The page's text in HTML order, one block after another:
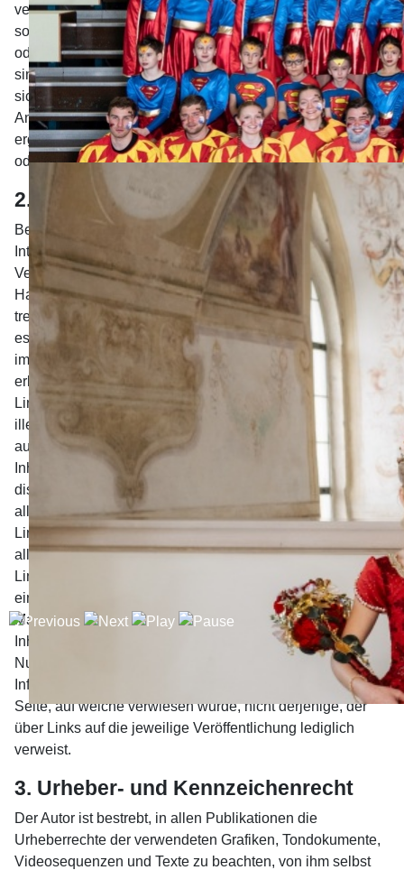
verursacht wurden sind grundsätzlich ausgeschlossen,
sofern seitens des Autors kein nachweislich vorsätzliches
oder grob fahrlässiges Verschulden vorliegt. Alle Angebote
sind freibleibend und unverbindlich. Der Autor behält es
sich ausdrücklich vor, Teile der Seiten oder das gesamte
Angebot ohne gesonderte Ankündigung zu verändern, zu
ergänzen, zu löschen oder die Veröffentlichung zeitweise
oder endgültig einzustellen.
2. Verweise und Links
Bei direkten oder indirekten Verweisen auf fremde
Internetseiten (Links), die außerhalb des
Verantwortungsbereiches des Autors liegen, würde eine
Haftungsverpflichtung ausschließlich in dem Fall in Kraft
treten, in dem der Autor von den Inhalten Kenntnis hat und
es ihm technisch möglich und zumutbar wäre, die Nutzung
im Falle rechtswidriger Inhalte zu verhindern. Der Autor
erklärt daher ausdrücklich, dass zum Zeitpunkt der
Linksetzung die entsprechenden verlinkten Seiten frei von
illegalen Inhalten waren. Der Autor hat keinerlei Einfluss
auf die aktuelle und zukünftige Gestaltung und auf die
Inhalte der gelinkten/verknüpften Seiten. Deshalb
distanziert er sich hiermit ausdrücklich von allen Inhalten
aller gelinkten /verknüpften Seiten, die nach der
Linksetzung verändert wurden. Diese Feststellung gilt für
alle innerhalb des eigenen Internetangebotes gesetzten
Links und Verweise sowie für Fremdeinträge in vom Autor
eingerichteten Gästebüchern, Diskussionsforen und
Mailinglisten. Für illegale, fehlerhafte oder unvollständige
Inhalte und insbesondere für Schäden, die aus der
Nutzung oder Nichtnutzung solcherart dargebotener
Informationen entstehen, haftet allein der Anbieter der
Seite, auf welche verwiesen wurde, nicht derjenige, der
über Links auf die jeweilige Veröffentlichung lediglich
verweist.
3. Urheber- und Kennzeichenrecht
Der Autor ist bestrebt, in allen Publikationen die
Urheberrechte der verwendeten Grafiken, Tondokumente,
Videosequenzen und Texte zu beachten, von ihm selbst